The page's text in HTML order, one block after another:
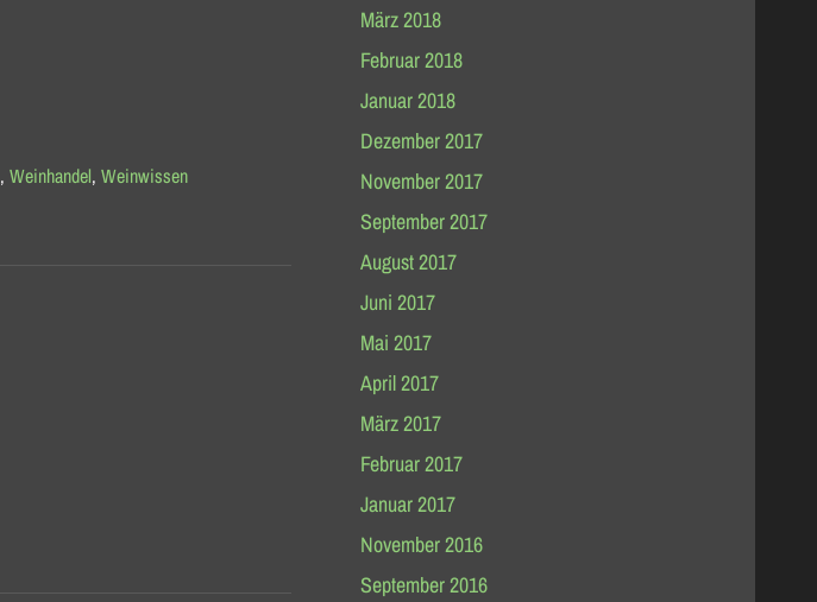
,Weinhandel,Weinwissen
März 2018
Februar 2018
Januar 2018
Dezember 2017
November 2017
September 2017
August 2017
Juni 2017
Mai 2017
April 2017
März 2017
Februar 2017
Januar 2017
November 2016
September 2016